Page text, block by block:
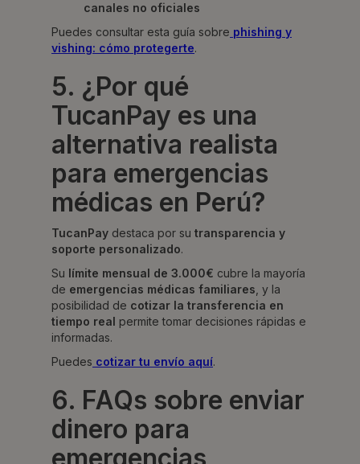
canales no oficiales
Puedes consultar esta guía sobre phishing y
vishing: cómo protegerte.
5. ¿Por qué
TucanPay es una
alternativa realista
para emergencias
médicas en Perú?
TucanPay destaca por su transparencia y
soporte personalizado.
Su límite mensual de 3.000€ cubre la mayoría
de emergencias médicas familiares , y la
posibilidad de cotizar la transferencia en
tiempo real permite tomar decisiones rápidas e
informadas.
Puedes cotizar tu envío aquí.
6. FAQs sobre enviar
dinero para